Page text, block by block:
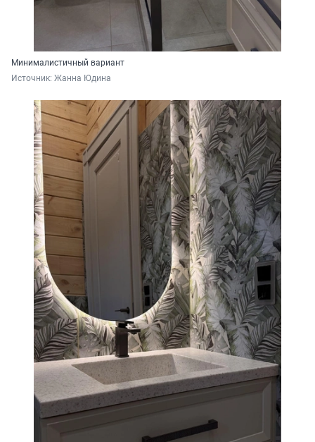
Минималистичный вариант
Источник: Жанна Юдина